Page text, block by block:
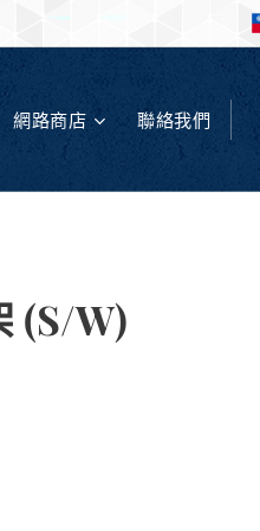
網路商店 聯絡我們
(S/W)